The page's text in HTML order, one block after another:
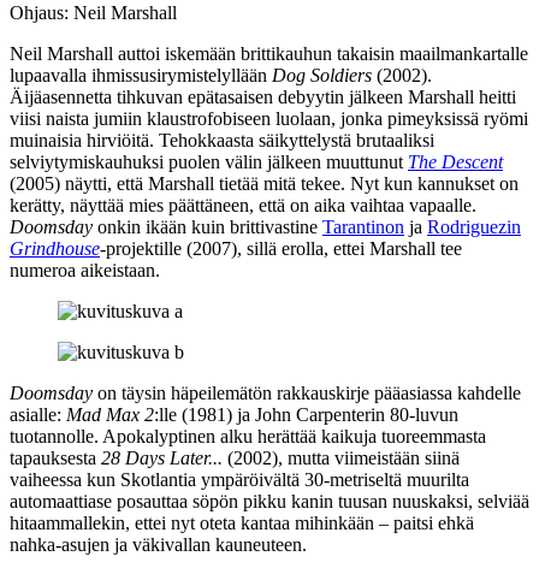
Ohjaus: Neil Marshall
Neil Marshall auttoi iskemään brittikauhun takaisin maailmankartalle
lupaavalla ihmissusirymistelyllään Dog Soldiers (2002).
Äijäasennetta tihkuvan epätasaisen debyytin jälkeen Marshall heitti
viisi naista jumiin klaustrofobiseen luolaan, jonka pimeyksissä ryömi
muinaisia hirviöitä. Tehokkaasta säikyttelystä brutaaliksi
selviytymiskauhuksi puolen välin jälkeen muuttunut The Descent
(2005) näytti, että Marshall tietää mitä tekee. Nyt kun kannukset on
kerätty, näyttää mies päättäneen, että on aika vaihtaa vapaalle.
Doomsday onkin ikään kuin brittivastine Tarantinon ja Rodriguezin
Grindhouse-projektille (2007), sillä erolla, ettei Marshall tee
numeroa aikeistaan.
Doomsday on täysin häpeilemätön rakkauskirje pääasiassa kahdelle
asialle: Mad Max 2:lle (1981) ja John Carpenterin 80‑luvun
tuotannolle. Apokalyptinen alku herättää kaikuja tuoreemmasta
tapauksesta 28 Days Later... (2002), mutta viimeistään siinä
vaiheessa kun Skotlantia ympäröivältä 30‑metriseltä muurilta
automaattiase posauttaa söpön pikku kanin tuusan nuuskaksi, selviää
hitaammallekin, ettei nyt oteta kantaa mihinkään – paitsi ehkä
nahka-asujen ja väkivallan kauneuteen.